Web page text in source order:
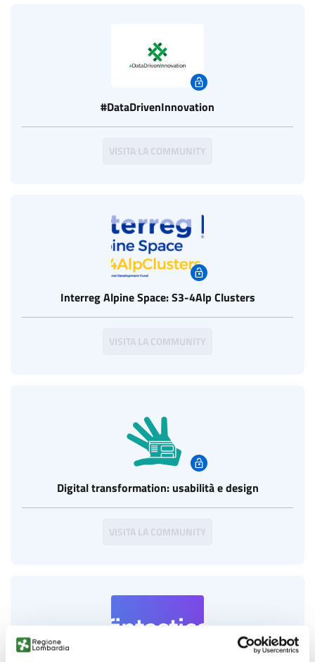
#DataDrivenInnovation
VISITA LA COMMUNITY
Interreg Alpine Space: S3-4Alp Clusters
VISITA LA COMMUNITY
Digital transformation: usabilità e design
VISITA LA COMMUNITY